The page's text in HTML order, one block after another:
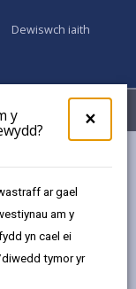
×
y
ar gael
am y
yn cael ei
tymor yr
Dewiswch iaith